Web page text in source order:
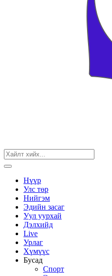
Нүүр
Улс төр
Нийгэм
Эдийн засаг
Уул уурхай
Дэлхийд
Live
Урлаг
Хүмүүс
Бусад
Спорт